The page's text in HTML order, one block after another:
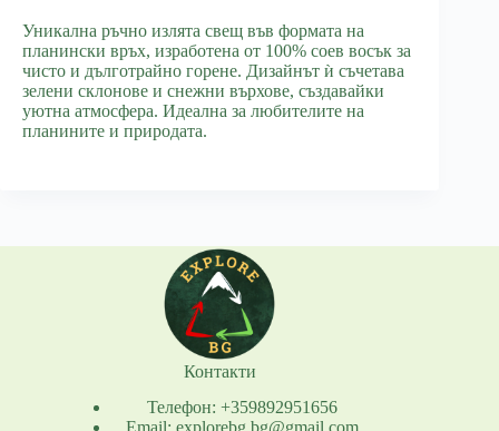
Уникална ръчно излята свещ във формата на
планински връх, изработена от 100% соев восък за
чисто и дълготрайно горене. Дизайнът ѝ съчетава
зелени склонове и снежни върхове, създавайки
уютна атмосфера. Идеална за любителите на
планините и природата.
Контакти
Телефон: +359892951656